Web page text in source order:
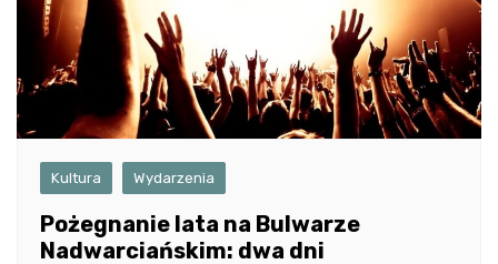
Kultura Wydarzenia
Pożegnanie lata na Bulwarze
Nadwarciańskim: dwa dni